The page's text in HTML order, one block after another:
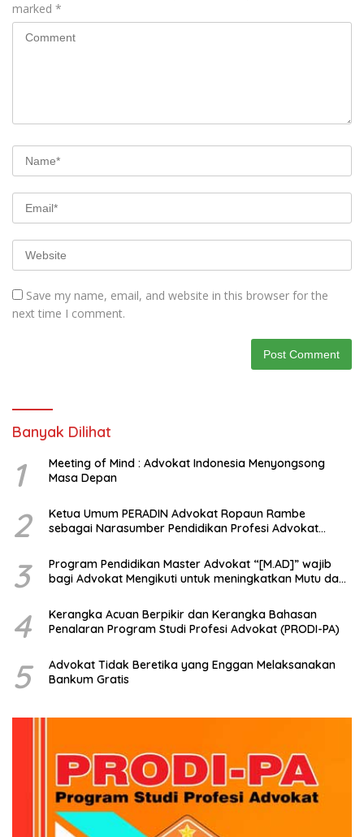
marked *
Save my name, email, and website in this browser for the
next time I comment.
Banyak Dilihat
1
Meeting of Mind : Advokat Indonesia Menyongsong
Masa Depan
2
Ketua Umum PERADIN Advokat Ropaun Rambe
sebagai Narasumber Pendidikan Profesi Advokat
dengan Universitas
3
Program Pendidikan Master Advokat “[M.AD]” wajib
bagi Advokat Mengikuti untuk meningkatkan Mutu dan
4
Kerangka Acuan Berpikir dan Kerangka Bahasan
Penalaran Program Studi Profesi Advokat (PRODI-PA)
5
Advokat Tidak Beretika yang Enggan Melaksanakan
Bankum Gratis